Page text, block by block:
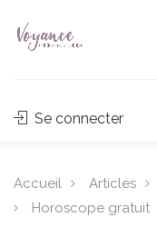
Se connecter
Accueil Articles
Horoscope gratuit